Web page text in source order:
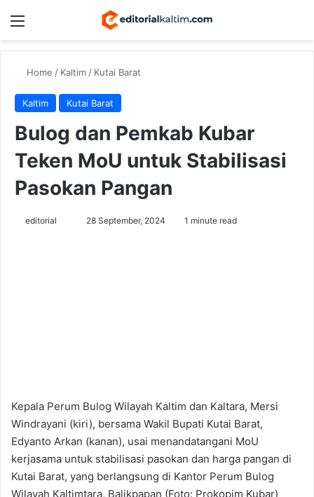
Menu
Home / Kaltim/ Kutai Barat
Kaltim Kutai Barat
Bulog dan Pemkab Kubar
Teken MoU untuk Stabilisasi
Pasokan Pangan
editorial 28 September, 2024 1 minute read
Kepala Perum Bulog Wilayah Kaltim dan Kaltara, Mersi
Windrayani (kiri), bersama Wakil Bupati Kutai Barat,
Edyanto Arkan (kanan), usai menandatangani MoU
kerjasama untuk stabilisasi pasokan dan harga pangan di
Kutai Barat, yang berlangsung di Kantor Perum Bulog
Wilayah Kaltimtara, Balikpapan (Foto: Prokopim Kubar)